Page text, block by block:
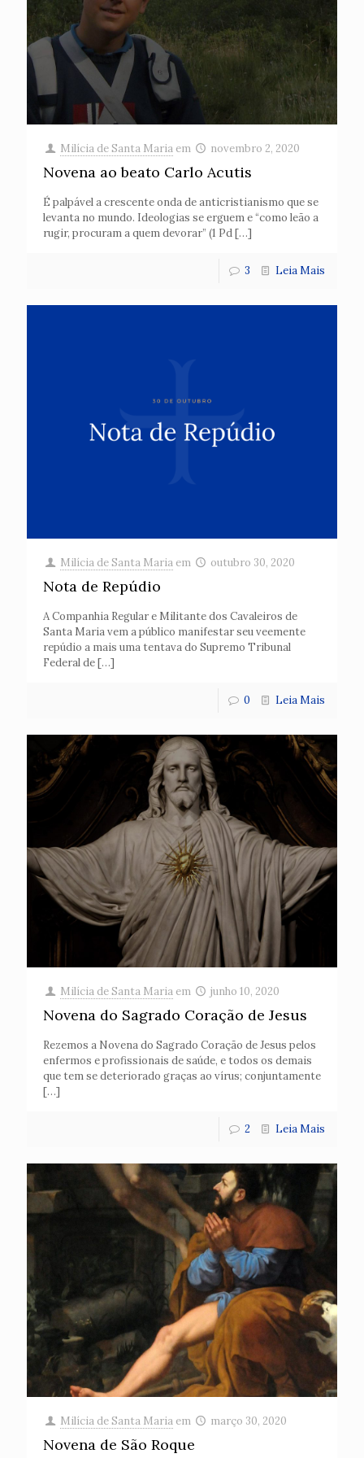
Milícia de Santa Maria em novembro 2, 2020
Novena ao beato Carlo Acutis
É palpável a crescente onda de anticristianismo que se
levanta no mundo. Ideologias se erguem e “como leão a
rugir, procuram a quem devorar” (1 Pd[…]
3 Leia Mais
Milícia de Santa Maria em outubro 30, 2020
Nota de Repúdio
A Companhia Regular e Militante dos Cavaleiros de
Santa Maria vem a público manifestar seu veemente
repúdio a mais uma tentava do Supremo Tribunal
Federal de[…]
0 Leia Mais
Milícia de Santa Maria em junho 10, 2020
Novena do Sagrado Coração de Jesus
Rezemos a Novena do Sagrado Coração de Jesus pelos
enfermos e profissionais de saúde, e todos os demais
que tem se deteriorado graças ao vírus; conjuntamente
[…]
2 Leia Mais
Milícia de Santa Maria em março 30, 2020
Novena de São Roque